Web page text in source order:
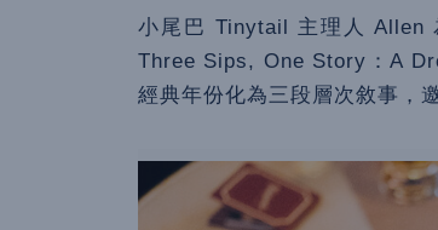
小尾巴 Tinytail 主理人 Allen
Three Sips, One Story：A
經典年份化為三段層次敘事，